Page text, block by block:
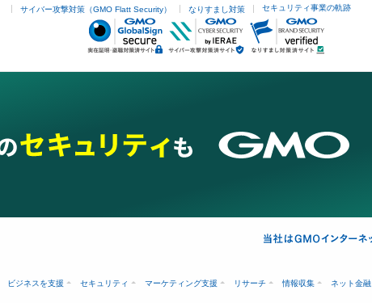
サイバー攻撃対策（GMO Flatt Security） なりすまし対策 セキュリティ事業の軌跡
ビジネスを支援 セキュリティ マーケティング支援 リサーチ 情報収集 ネット金融